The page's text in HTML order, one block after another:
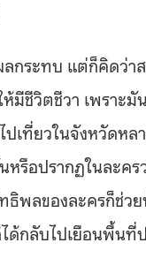
กระทบ แต่ก็คิดว่าส
มีชีวิตชีวา เพราะ
เที่ยวในจังหวัดหล
หรือปรากฏในละค
ธิพลของละครก็ช่
กลับไปเยือนพื้นที่